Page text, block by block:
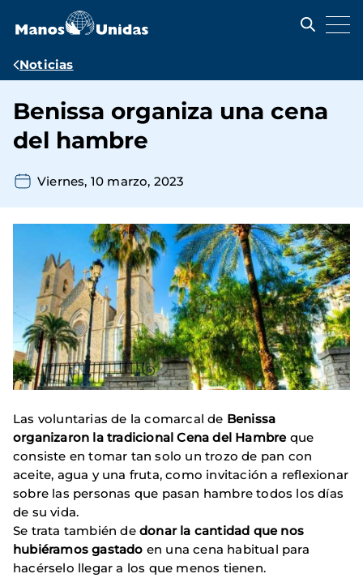
contenido
Ruta
navegación
Noticias
Benissa organiza una cena
del hambre
Viernes, 10 marzo, 2023
Las voluntarias de la comarcal de Benissa
organizaron la tradicional Cena del Hambreque
consiste en tomar tan solo un trozo de pan con
aceite, agua y una fruta, como invitación a reflexionar
sobre las personas que pasan hambre todos los días
de su vida.
Se trata también de donar la cantidad que nos
hubiéramos gastado en una cena habitual para
hacérselo llegar a los que menos tienen.